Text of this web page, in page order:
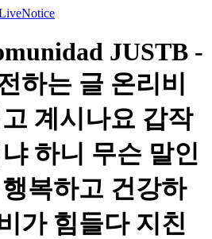
Notice
JUSTB -
하는 글 온리비
계시나요 갑작
하니 무슨 말인
복하고 건강하
가 힘들다 지친